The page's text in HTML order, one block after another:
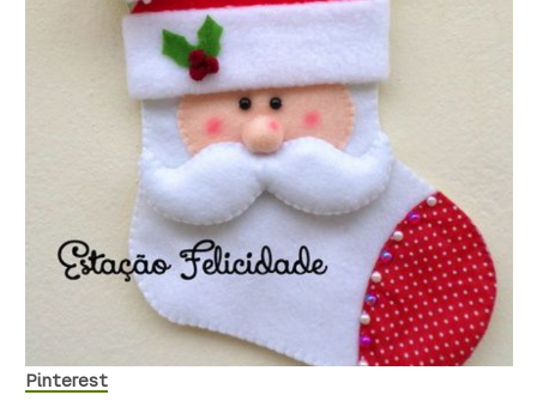
Pinterest